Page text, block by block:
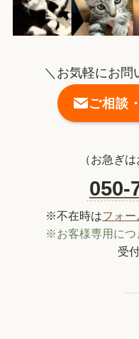
＼お気軽にお問
ご相談
（お急ぎ
050-
※不在時はフォー
※お客様専用につ
受